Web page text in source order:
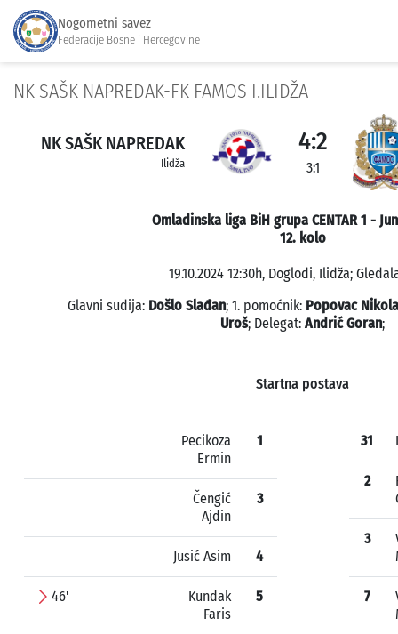
Nogometni savez
Federacije Bosne i Hercegovine
NK SAŠK NAPREDAK-FK FAMOS I.ILIDŽA
NK SAŠK NAPREDAK
Ilidža
4:2
3:1
Omladinska liga BiH grupa CENTAR 1 -
12. kolo
19.10.2024 12:30h, Doglodi, Ilidža;
Glavni sudija: Došlo Slađan; 1. pomoćnik: Popovac Nikola
Uroš; Delegat: Andrić Goran;
Startna postava
Pecikoza
Ermin
1
Čengić
Ajdin
3
Jusić Asim 4
46'
Kundak
Faris
5
31
2
3
7